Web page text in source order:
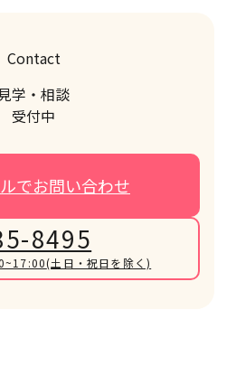
Contact
学・相談
受付中
でお問い合わせ
8495
(土日・祝日を除く)